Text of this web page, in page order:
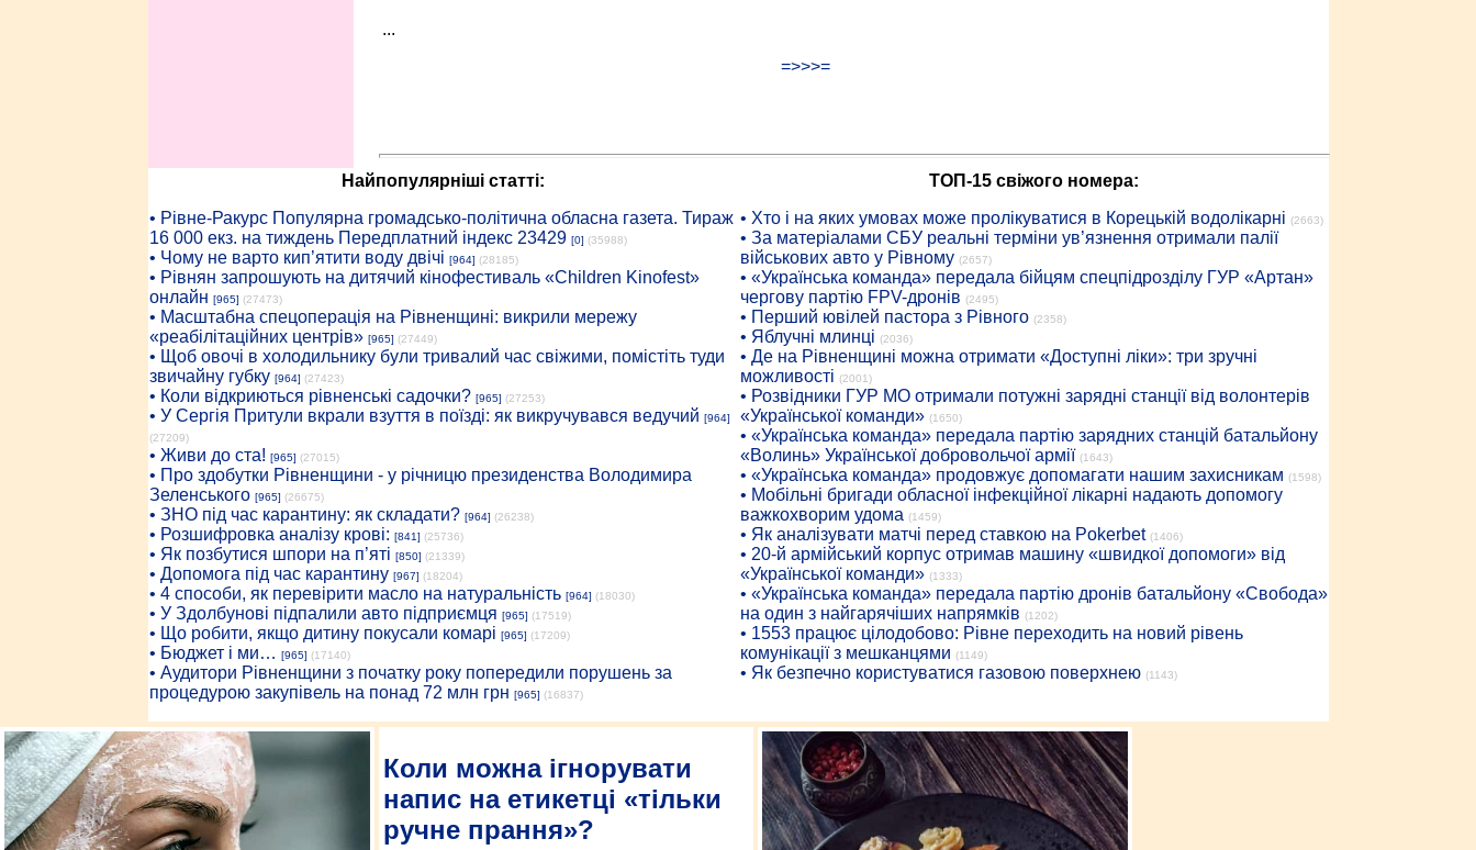
...
=>>>=
Найпопулярніші статті:
• Рiвне-Ракурс Популярна громадсько-політична обласна газета. Тираж
16 000 екз. на тиждень Передплатний індекс 23429 [0] (35988)
• Чому не варто кип’ятити воду двічі [964] (28185)
• Рівнян запрошують на дитячий кінофестиваль «Children Kinofest»
онлайн [965] (27473)
• Масштабна спецоперація на Рівненщині: викрили мережу
«реабілітаційних центрів» [965] (27449)
• Щоб овочі в холодильнику були тривалий час свіжими, помістіть туди
звичайну губку [964] (27423)
• Коли відкриються рівненські садочки? [965] (27253)
• У Сергія Притули вкрали взуття в поїзді: як викручувався ведучий [964]
(27209)
• Живи до ста! [965] (27015)
• Про здобутки Рівненщини - у річницю президенства Володимира
Зеленського [965] (26675)
• ЗНО під час карантину: як складати? [964] (26238)
• Розшифровка аналізу крові: [841] (25736)
• Як позбутися шпори на п’яті [850] (21339)
• Допомога під час карантину [967] (18204)
• 4 способи, як перевірити масло на натуральність [964] (18030)
• У Здолбунові підпалили авто підприємця [965] (17519)
• Що робити, якщо дитину покусали комарі [965] (17209)
• Бюджет і ми… [965] (17140)
• Аудитори Рівненщини з початку року попередили порушень за
процедурою закупівель на понад 72 млн грн [965] (16837)
ТОП-15 свіжого номера:
• Хто і на яких умовах може пролікуватися в Корецькій водолікарні (2663)
• За матеріалами СБУ реальні терміни ув’язнення отримали палії
військових авто у Рівному (2657)
• «Українська команда» передала бійцям спецпідрозділу ГУР «Артан»
чергову партію FPV-дронів (2495)
• Перший ювілей пастора з Рівного (2358)
• Яблучні млинці (2036)
• Де на Рівненщині можна отримати «Доступні ліки»: три зручні
можливості (2001)
• Розвідники ГУР МО отримали потужні зарядні станції від волонтерів
«Української команди» (1650)
• «Українська команда» передала партію зарядних станцій батальйону
«Волинь» Української добровольчої армії (1643)
• «Українська команда» продовжує допомагати нашим захисникам (1598)
• Мобільні бригади обласної інфекційної лікарні надають допомогу
важкохворим удома (1459)
• Як аналізувати матчі перед ставкою на Pokerbet (1406)
• 20-й армійський корпус отримав машину «швидкої допомоги» від
«Української команди» (1333)
• «Українська команда» передала партію дронів батальйону «Свобода»
на один з найгарячіших напрямків (1202)
• 1553 працює цілодобово: Рівне переходить на новий рівень
комунікації з мешканцями (1149)
• Як безпечно користуватися газовою поверхнею (1143)
Коли можна ігнорувати
напис на етикетці «тільки
ручне прання»?